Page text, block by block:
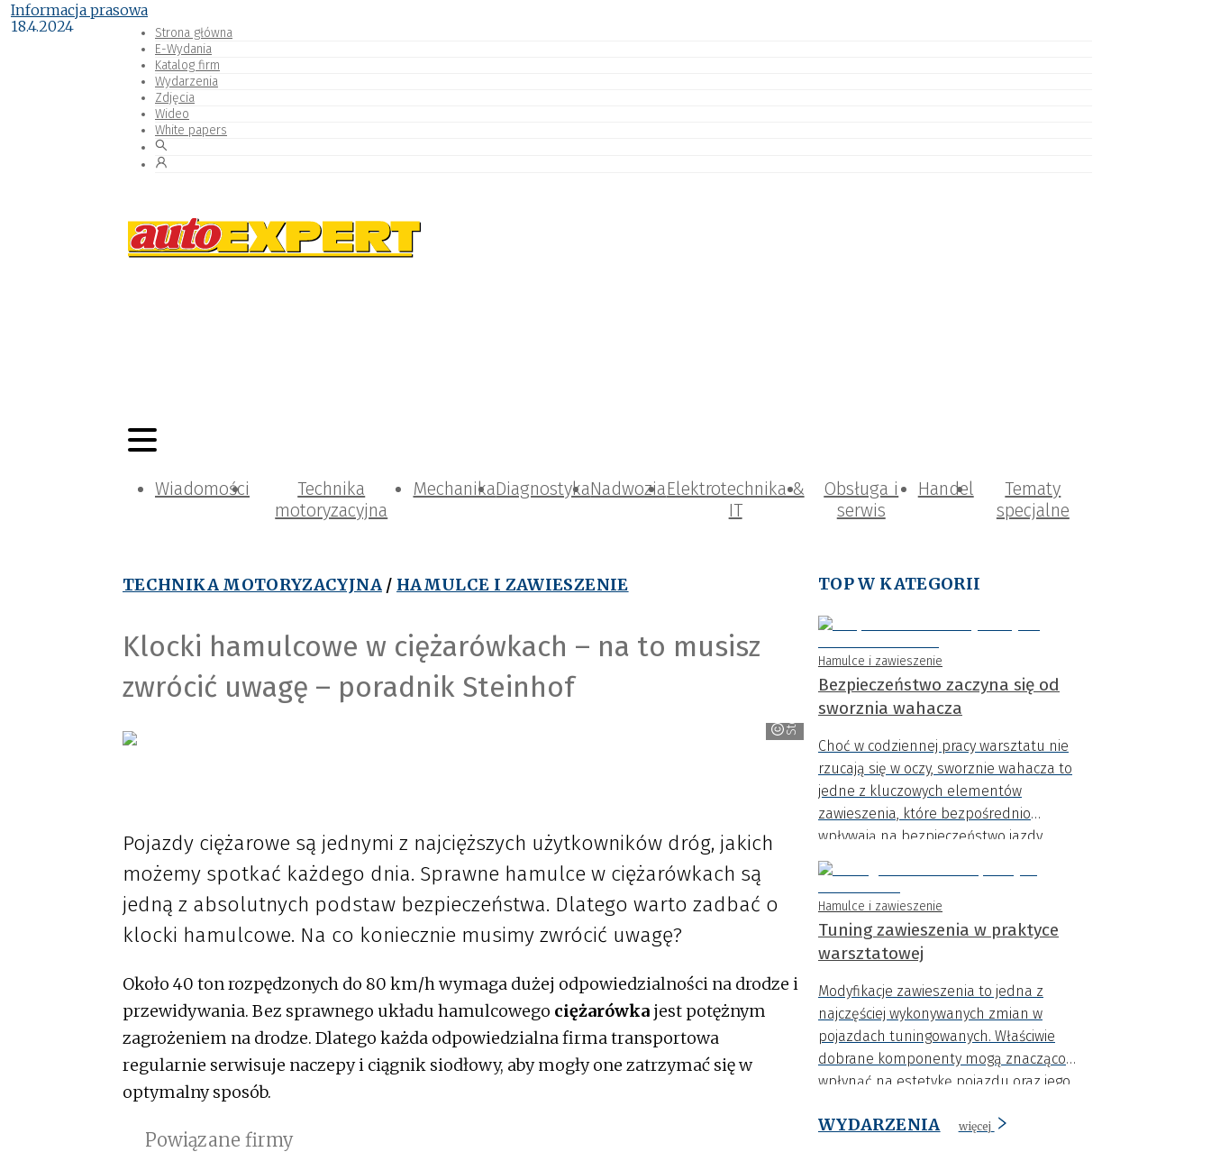
Strona główna
E-Wydania
Katalog firm
Wydarzenia
Zdjęcia
Wideo
White papers
Wiadomości
Technika
motoryzacyjna
MechanikaDiagnostykaNadwoziaElektrotechnika &
IT
Obsługa i
serwis
Handel
Tematy
specjalne
TECHNIKA MOTORYZACYJNA / HAMULCE I ZAWIESZENIE
Klocki hamulcowe w ciężarówkach – na to musisz
zwrócić uwagę – poradnik Steinhof
Steinhof
Informacja prasowa
18.4.2024
Pojazdy ciężarowe są jednymi z najcięższych użytkowników dróg, jakich
możemy spotkać każdego dnia. Sprawne hamulce w ciężarówkach są
jedną z absolutnych podstaw bezpieczeństwa. Dlatego warto zadbać o
klocki hamulcowe. Na co koniecznie musimy zwrócić uwagę?
Około 40 ton rozpędzonych do 80 km/h wymaga dużej odpowiedzialności na drodze i
przewidywania. Bez sprawnego układu hamulcowego ciężarówka jest potężnym
zagrożeniem na drodze. Dlatego każda odpowiedzialna firma transportowa
regularnie serwisuje naczepy i ciągnik siodłowy, aby mogły one zatrzymać się w
optymalny sposób.
Powiązane firmy
TOP W KATEGORII
Hamulce i zawieszenie
Bezpieczeństwo zaczyna się od
sworznia wahacza
Choć w codziennej pracy warsztatu nie
rzucają się w oczy, sworznie wahacza to
jedne z kluczowych elementów
zawieszenia, które bezpośrednio
wpływają na bezpieczeństwo jazdy.
Hamulce i zawieszenie
Tuning zawieszenia w praktyce
warsztatowej
Modyfikacje zawieszenia to jedna z
najczęściej wykonywanych zmian w
pojazdach tuningowanych. Właściwie
dobrane komponenty mogą znacząco
wpłynąć na estetykę pojazdu oraz jego
jeden błąd montażowy, aby efekt był
WYDARZENIA więcej